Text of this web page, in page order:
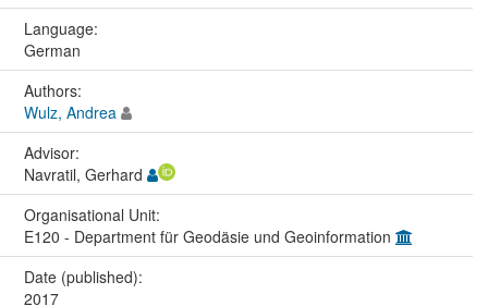
Language:
German
Authors:
Wulz, Andrea
Advisor:
Navratil, Gerhard
Organisational Unit:
E120 - Department für Geodäsie und Geoinformation
Date (published):
2017